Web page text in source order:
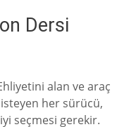
Dersi
alan ve araç
isteyen her sürücü,
seçmesi gerekir.